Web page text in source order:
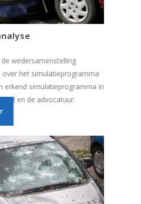
wedersamenstelling
over het simulatieprogramma
erkend simulatieprogramma in
en de advocatuur.